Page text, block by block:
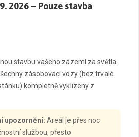
2026 – Pouze stavba
stavbu vašeho zázemí za světla.
zásobovací vozy (bez trvalé
kompletně vyklizeny z
upozornění: Areál je přes noc
službou, přesto